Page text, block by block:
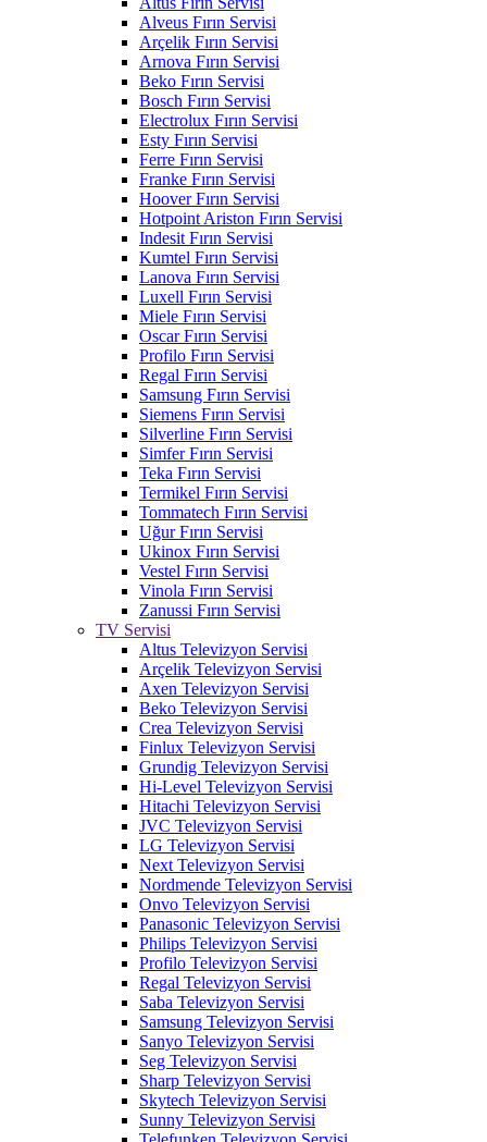
Alveus Fırın Servisi
Arçelik Fırın Servisi
Arnova Fırın Servisi
Beko Fırın Servisi
Bosch Fırın Servisi
Electrolux Fırın Servisi
Esty Fırın Servisi
Ferre Fırın Servisi
Franke Fırın Servisi
Hoover Fırın Servisi
Hotpoint Ariston Fırın Servisi
Indesit Fırın Servisi
Kumtel Fırın Servisi
Lanova Fırın Servisi
Luxell Fırın Servisi
Miele Fırın Servisi
Oscar Fırın Servisi
Profilo Fırın Servisi
Regal Fırın Servisi
Samsung Fırın Servisi
Siemens Fırın Servisi
Silverline Fırın Servisi
Simfer Fırın Servisi
Teka Fırın Servisi
Termikel Fırın Servisi
Tommatech Fırın Servisi
Uğur Fırın Servisi
Ukinox Fırın Servisi
Vestel Fırın Servisi
Vinola Fırın Servisi
Zanussi Fırın Servisi
TV Servisi
Altus Televizyon Servisi
Arçelik Televizyon Servisi
Axen Televizyon Servisi
Beko Televizyon Servisi
Crea Televizyon Servisi
Finlux Televizyon Servisi
Grundig Televizyon Servisi
Hi-Level Televizyon Servisi
Hitachi Televizyon Servisi
JVC Televizyon Servisi
LG Televizyon Servisi
Next Televizyon Servisi
Nordmende Televizyon Servisi
Onvo Televizyon Servisi
Panasonic Televizyon Servisi
Philips Televizyon Servisi
Profilo Televizyon Servisi
Regal Televizyon Servisi
Saba Televizyon Servisi
Samsung Televizyon Servisi
Sanyo Televizyon Servisi
Seg Televizyon Servisi
Sharp Televizyon Servisi
Skytech Televizyon Servisi
Sunny Televizyon Servisi